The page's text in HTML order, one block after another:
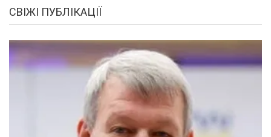
СВІЖІ ПУБЛІКАЦІЇ